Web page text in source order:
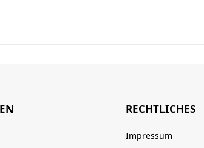
RECHTLICHES
Impressum